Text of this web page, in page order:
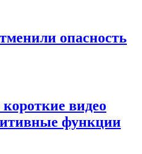
опасность
видео
функции